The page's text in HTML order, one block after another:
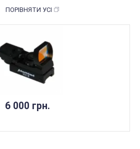
ПОРІВНЯТИ УСІ
6 000 грн.